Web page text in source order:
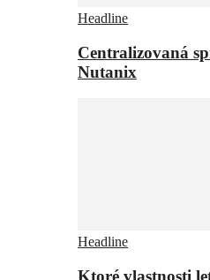
Headline
Centralizovaná
Nutanix
Headline
Ktoré vlastnosti